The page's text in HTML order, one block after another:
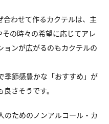
合わせて作るカクテルは、主
の時々の希望に応じてアレ
ョンが広がるのもカクテルの
季節感豊かな「おすすめ」が
さそうです。
のためのノンアルコール・カ